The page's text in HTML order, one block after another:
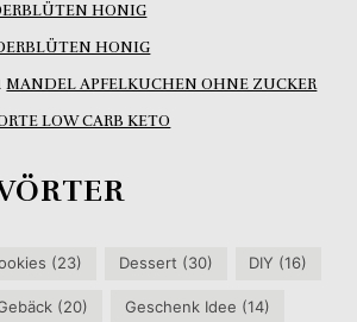
HONIG
HONIG
MANDEL APFELKUCHEN OHNE ZUCKER
LOW CARB KETO
(23) Dessert (30) DIY (16)
(20) Geschenk Idee (14)